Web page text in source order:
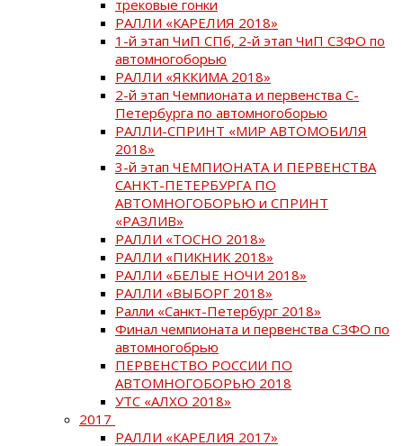
трековые гонки
РАЛЛИ «КАРЕЛИЯ 2018»
1-й этап ЧиП СПб, 2-й этап ЧиП СЗФО по
автомногоборью
РАЛЛИ «ЯККИМА 2018»
2-й этап Чемпионата и первенства С-
Петербурга по автомногоборью
РАЛЛИ-СПРИНТ «МИР АВТОМОБИЛЯ
2018»
3-й этап ЧЕМПИОНАТА И ПЕРВЕНСТВА
САНКТ-ПЕТЕРБУРГА ПО
АВТОМНОГОБОРЬЮ и СПРИНТ
«РАЗЛИВ»
РАЛЛИ «ТОСНО 2018»
РАЛЛИ «ПИКНИК 2018»
РАЛЛИ «БЕЛЫЕ НОЧИ 2018»
РАЛЛИ «ВЫБОРГ 2018»
Ралли «Санкт-Петербург 2018»
Финал чемпионата и первенства СЗФО по
автомногобрью
ПЕРВЕНСТВО РОССИИ ПО
АВТОМНОГОБОРЬЮ 2018
УТС «АЛХО 2018»
2017
РАЛЛИ «КАРЕЛИЯ 2017»